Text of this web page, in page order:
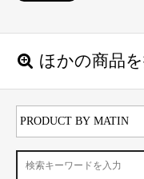
ほかの商品